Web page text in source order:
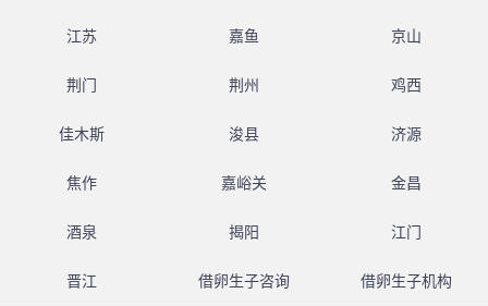
江苏 嘉鱼 京山
荆门 荆州 鸡西
佳木斯 浚县 济源
焦作 嘉峪关 金昌
酒泉 揭阳 江门
晋江 借卵生子咨询 借卵生子机构